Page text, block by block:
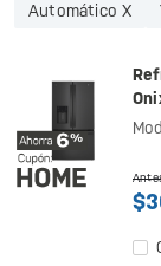
Automático X